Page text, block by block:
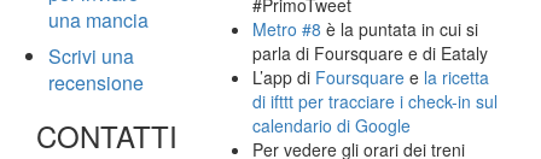
una mancia
Scrivi una
recensione
CONTATTI
#PrimoTweet
Metro #8 è la puntata in cui si
parla di Foursquare e di Eataly
L’app di Foursquare e la ricetta
di ifttt per tracciare i check-in sul
calendario di Google
Per vedere gli orari dei treni